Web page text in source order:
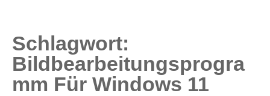
Schlagwort:
Bildbearbeitungsprogra
Mm Für Windows 11